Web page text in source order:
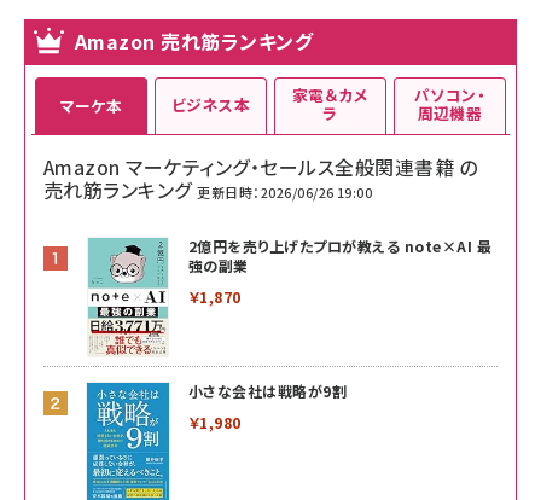
Amazon 売れ筋ランキング
マーケ本
Amazon マーケティング・セールス全般関連書籍 の
売れ筋ランキング 更新日時：2026/06/26 19:00
2億円を売り上げたプロが教える note×AI 最
強の副業
￥1,870
小さな会社は戦略が9割
￥1,980
ビジネス本 家電＆カメ
ラ
パソコン・
周辺機器